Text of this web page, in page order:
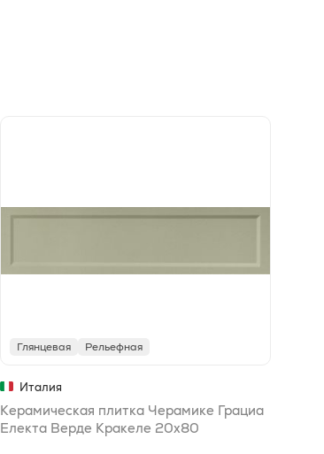
Глянцевая Рельефная
Италия
Керамическая плитка Черамике Грациа
Електа Верде Кракеле 20x80